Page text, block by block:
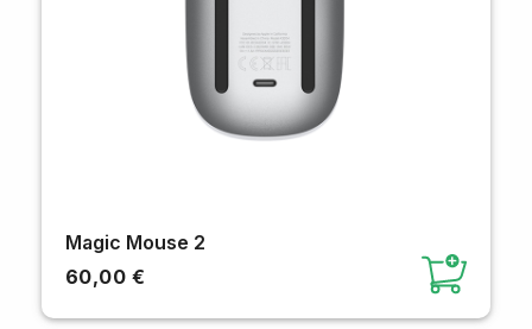
Magic Mouse 2
60,00 €